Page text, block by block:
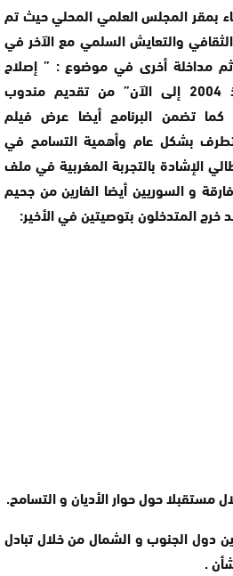
بمقر المجلس العلمي المحلي حيث تم
الثقافي والتعايش السلمي مع الآخر في
مداخلة أخرى في موضوع : ” إصلاح
الحقل الديني بالمغرب منذ 2004 إلى الآن” من تقديم مندوب
كما تضمن البرنامج أيضا عرض فيلم
بشكل عام وأهمية التسامح في
الإشادة بالتجربة المغربية في ملف
و السوريين أيضا الفارين من جحيم
خرج المتدخلون بتوصيتين في الأخير:
دول الجنوب و الشمال من خلال تبادل
.